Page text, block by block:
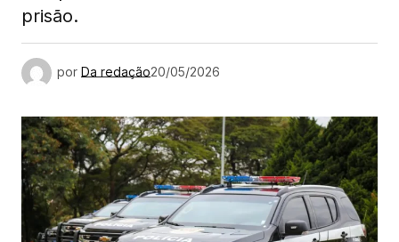
prisão.
por Da redação20/05/2026